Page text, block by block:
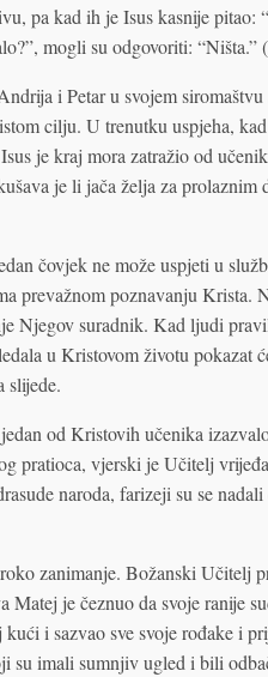
pa kad ih je Isus kasnije pitao:
mogli su odgovoriti: “Ništa.”
i Petar u svojem
cilju. U trenutku uspjeha,
je kraj mora zatražio od
je li jača želja za
čovjek ne može uspjeti u
prevažnom poznavanju Krista.
Njegov suradnik. Kad ljudi
u Kristovom životu pokazat
slijede.
od Kristovih učenika
pratioca, vjerski je Učitelj
naroda, farizeji su se
zanimanje. Božanski Učitelj
Matej je čeznuo da svoje ranije
i sazvao sve svoje rođake i
su imali sumnjiv ugled i bili